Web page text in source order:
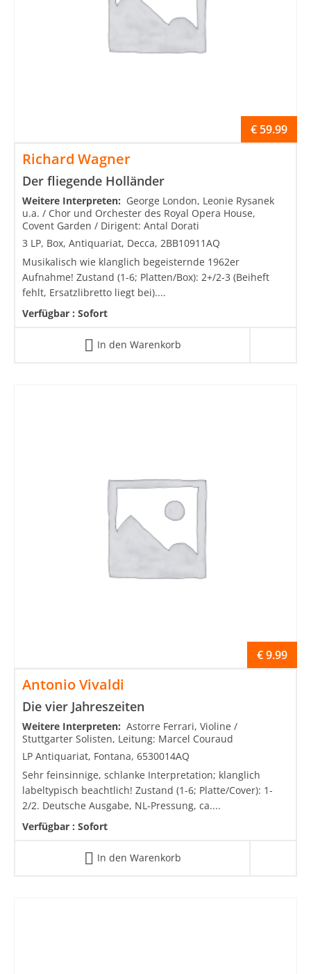
Richard Wagner
Der fliegende Holländer
€ 59.99
Weitere Interpreten: George London, Leonie Rysanek
u.a. / Chor und Orchester des Royal Opera House,
Covent Garden / Dirigent: Antal Dorati
3 LP, Box, Antiquariat, Decca, 2BB10911AQ
Musikalisch wie klanglich begeisternde 1962er
Aufnahme! Zustand (1-6; Platten/Box): 2+/2-3 (Beiheft
fehlt, Ersatzlibretto liegt bei)....
Verfügbar : Sofort
In den Warenkorb
Antonio Vivaldi
Die vier Jahreszeiten
€9.99
Weitere Interpreten: Astorre Ferrari, Violine /
Stuttgarter Solisten, Leitung: Marcel Couraud
LP Antiquariat, Fontana, 6530014AQ
Sehr feinsinnige, schlanke Interpretation; klanglich
labeltypisch beachtlich! Zustand (1-6; Platte/Cover): 1-
2/2. Deutsche Ausgabe, NL-Pressung, ca....
Verfügbar : Sofort
In den Warenkorb